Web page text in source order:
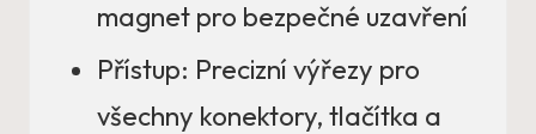
magnet pro bezpečné uzavření
Přístup: Precizní výřezy pro
všechny konektory, tlačítka a